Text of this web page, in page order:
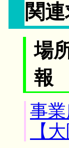
関
場
報
事
【